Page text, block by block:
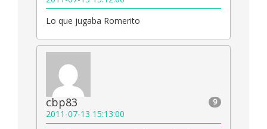
Lo que jugaba Romerito
9
cbp83
2011-07-13 15:13:00